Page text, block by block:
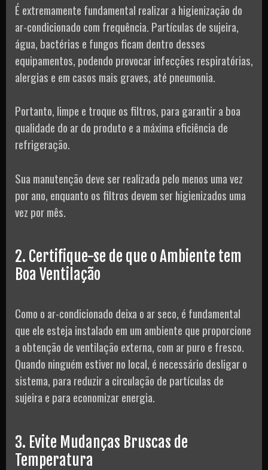
É extremamente fundamental realizar a higienização do
ar-condicionado com frequência. Partículas de sujeira,
água, bactérias e fungos ficam dentro desses
equipamentos, podendo provocar infecções respiratórias,
alergias e em casos mais graves, até pneumonia.
Portanto, limpe e troque os filtros, para garantir a boa
qualidade do ar do produto e a máxima eficiência de
refrigeração.
Sua manutenção deve ser realizada pelo menos uma vez
por ano, enquanto os filtros devem ser higienizados uma
vez por mês.
2. Certifique-se de que o Ambiente tem
Boa Ventilação
Como o ar-condicionado deixa o ar seco, é fundamental
que ele esteja instalado em um ambiente que proporcione
a obtenção de ventilação externa, com ar puro e fresco.
Quando ninguém estiver no local, é necessário desligar o
sistema, para reduzir a circulação de partículas de
sujeira e para economizar energia.
3. Evite Mudanças Bruscas de
Temperatura